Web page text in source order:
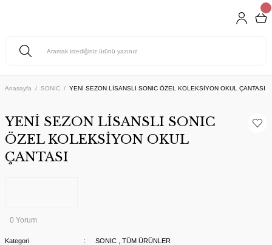
Anasayfa SONIC YENİ SEZON LİSANSLI SONIC ÖZEL KOLEKSİYON OKUL ÇANTASI
YENİ SEZON LİSANSLI SONIC
ÖZEL KOLEKSİYON OKUL
ÇANTASI
0 Yorum
Kategori SONIC
TÜM ÜRÜNLER